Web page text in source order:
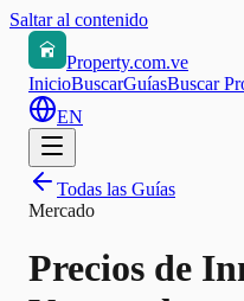
Saltar al contenido
Property.com.ve
InicioBuscarGuíasBuscar
EN
Todas las Guías
Mercado
Precios de